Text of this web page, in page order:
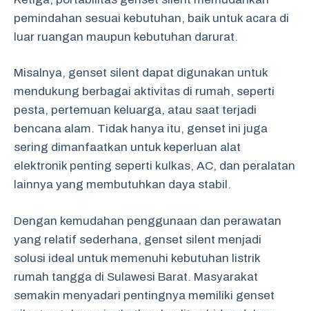
pemindahan sesuai kebutuhan, baik untuk acara di
luar ruangan maupun kebutuhan darurat.
Misalnya, genset silent dapat digunakan untuk
mendukung berbagai aktivitas di rumah, seperti
pesta, pertemuan keluarga, atau saat terjadi
bencana alam. Tidak hanya itu, genset ini juga
sering dimanfaatkan untuk keperluan alat
elektronik penting seperti kulkas, AC, dan peralatan
lainnya yang membutuhkan daya stabil.
Dengan kemudahan penggunaan dan perawatan
yang relatif sederhana, genset silent menjadi
solusi ideal untuk memenuhi kebutuhan listrik
rumah tangga di Sulawesi Barat. Masyarakat
semakin menyadari pentingnya memiliki genset